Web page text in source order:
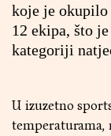
koje je
12 ekipa, što
kategoriji
U izuzetno